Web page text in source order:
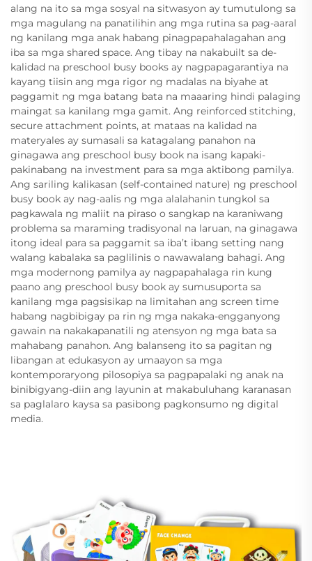
alang na ito sa mga sosyal na sitwasyon ay tumutulong sa
mga magulang na panatilihin ang mga rutina sa pag-aaral
ng kanilang mga anak habang pinagpapahalagahan ang
iba sa mga shared space. Ang tibay na nakabuilt sa de-
kalidad na preschool busy books ay nagpapagarantiya na
kayang tiisin ang mga rigor ng madalas na biyahe at
paggamit ng mga batang bata na maaaring hindi palaging
maingat sa kanilang mga gamit. Ang reinforced stitching,
secure attachment points, at mataas na kalidad na
materyales ay sumasali sa katagalang panahon na
ginagawa ang preschool busy book na isang kapaki-
pakinabang na investment para sa mga aktibong pamilya.
Ang sariling kalikasan (self-contained nature) ng preschool
busy book ay nag-aalis ng mga alalahanin tungkol sa
pagkawala ng maliit na piraso o sangkap na karaniwang
problema sa maraming tradisyonal na laruan, na ginagawa
itong ideal para sa paggamit sa iba’t ibang setting nang
walang kabalaka sa paglilinis o nawawalang bahagi. Ang
mga modernong pamilya ay nagpapahalaga rin kung
paano ang preschool busy book ay sumusuporta sa
kanilang mga pagsisikap na limitahan ang screen time
habang nagbibigay pa rin ng mga nakaka-engganyong
gawain na nakakapanatili ng atensyon ng mga bata sa
mahabang panahon. Ang balanseng ito sa pagitan ng
libangan at edukasyon ay umaayon sa mga
kontemporaryong pilosopiya sa pagpapalaki ng anak na
binibigyang-diin ang layunin at makabuluhang karanasan
sa paglalaro kaysa sa pasibong pagkonsumo ng digital
media.